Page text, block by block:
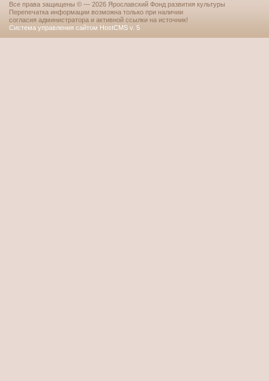
Все права защищены © — 2026 Ярославский Фонд развития культуры
Перепечатка информации возможна только при наличии
согласия администратора и активной ссылки на источник!
Система управления сайтом HostCMS v. 5